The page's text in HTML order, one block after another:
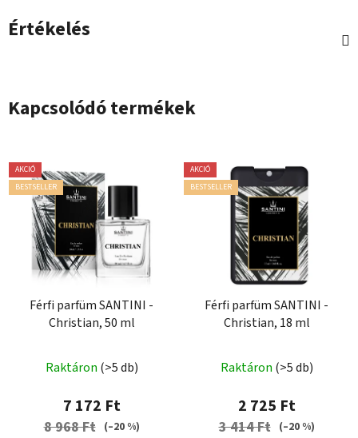
Értékelés
Kapcsolódó termékek
AKCIÓ
BESTSELLER
Férfi parfüm SANTINI -
Christian, 50 ml
termék
átlagos
értékelése
Raktáron (>5 db)
7 172 Ft
8 968 Ft (–20 %)
AKCIÓ
BESTSELLER
Férfi parfüm SANTINI -
Christian, 18 ml
Raktáron (>5 db)
2 725 Ft
3 414 Ft (–20 %)